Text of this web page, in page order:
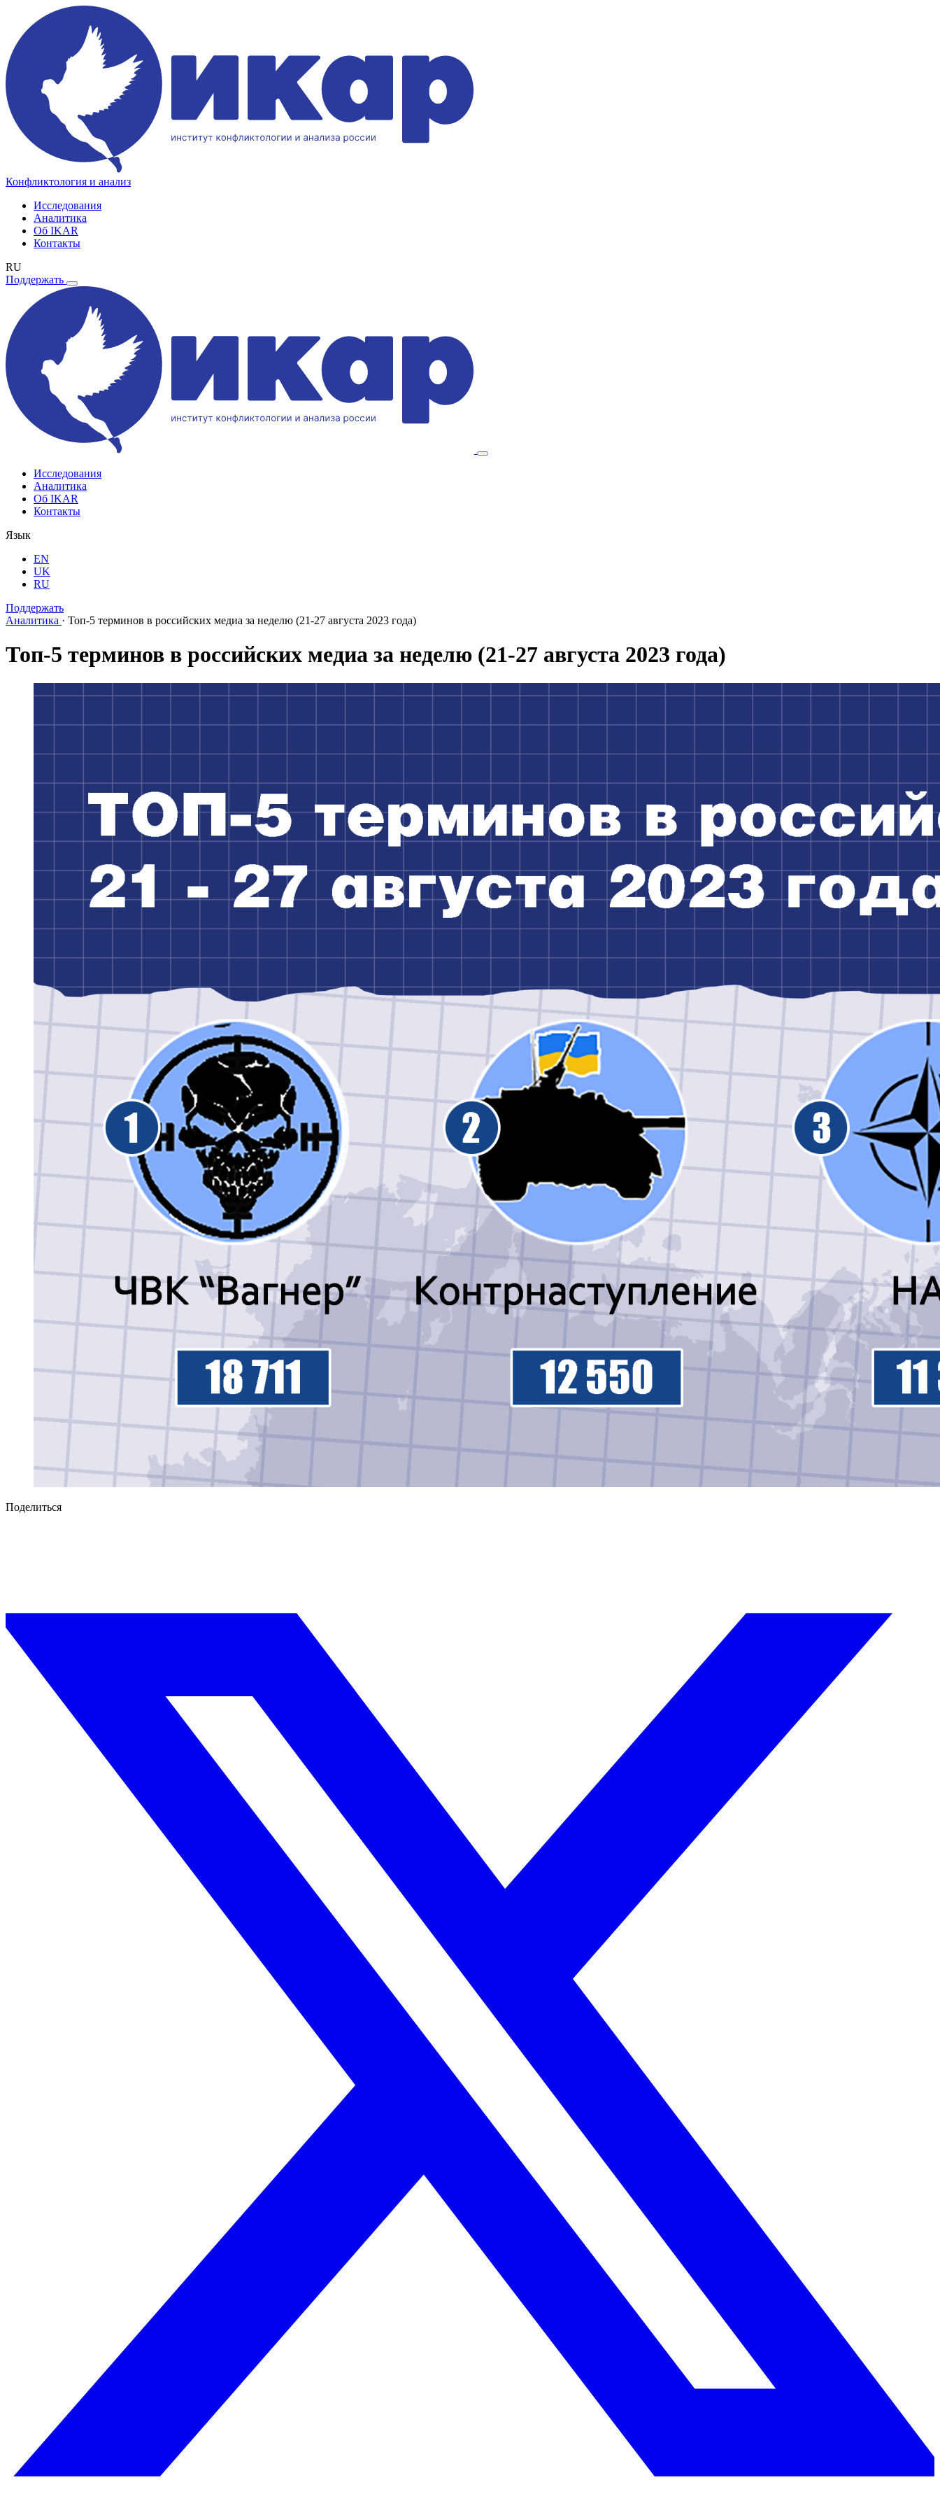
Конфликтология и анализ
Исследования
Аналитика
Об IKAR
Контакты
RU
Поддержать
Исследования
Аналитика
Об IKAR
Контакты
Язык
EN
UK
RU
Поддержать
Аналитика · Топ-5 терминов в российских медиа за неделю (21-27 августа 2023 года)
Топ-5 терминов в российских медиа за неделю (21-27 августа 2023 года)
Поделиться